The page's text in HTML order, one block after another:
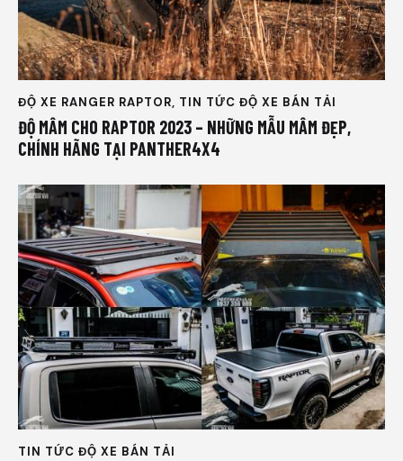
ĐỘ XE RANGER RAPTOR, TIN TỨC ĐỘ XE BÁN TẢI
ĐỘ MÂM CHO RAPTOR 2023 – NHỮNG MẪU MÂM ĐẸP,
CHÍNH HÃNG TẠI PANTHER4X4
TIN TỨC ĐỘ XE BÁN TẢI